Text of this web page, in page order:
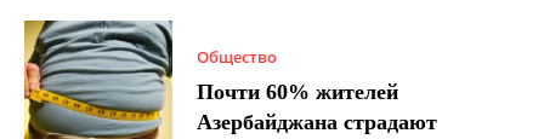
Общество
Почти 60% жителей
Азербайджана страдают